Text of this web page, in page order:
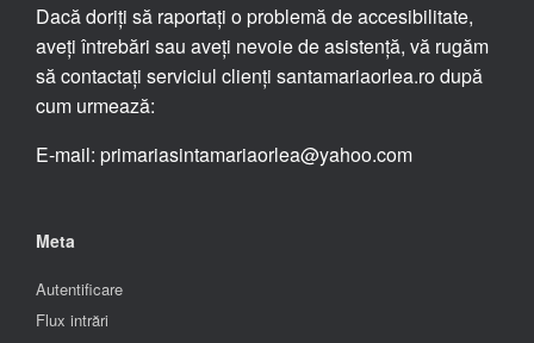
Dacă doriți să raportați o problemă de accesibilitate,
aveți întrebări sau aveți nevoie de asistență, vă rugăm
să contactați serviciul clienți santamariaorlea.ro după
cum urmează:
E-mail: primariasintamariaorlea@yahoo.com
Meta
Autentificare
Flux intrări